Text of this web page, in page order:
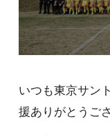
いつも東京サン
援ありがとうご